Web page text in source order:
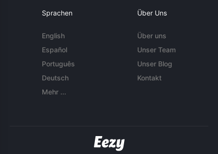
Sprachen
English
Español
Português
Deutsch
Mehr ...
Über Uns
Über uns
Unser Team
Unser Blog
Kontakt